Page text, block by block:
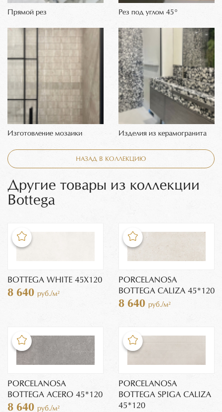
Прямой рез Рез под углом 45°
Изготовление мозаики Изделия из керамогранита
НАЗАД В КОЛЛЕКЦИЮ
Другие товары из коллекции
Bottega
BOTTEGA WHITE 45Х120
8 640 руб./м²
PORCELANOSA
BOTTEGA CALIZA 45*120
8 640 руб./м²
PORCELANOSA
BOTTEGA ACERO 45*120
8 640 руб./м²
PORCELANOSA
BOTTEGA SPIGA CALIZA
45*120